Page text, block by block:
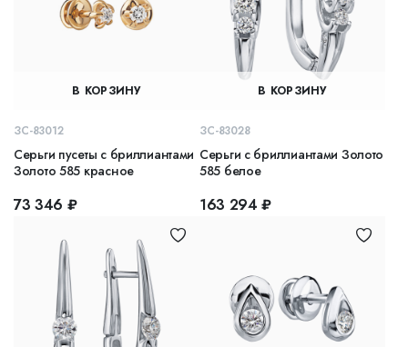
В КОРЗИНУ
ЗС-83012
Серьги пусеты с бриллиантами
Золото 585 красное
73 346 ₽
В КОРЗИНУ
ЗС-83028
Серьги с бриллиантами Золото
585 белое
163 294 ₽